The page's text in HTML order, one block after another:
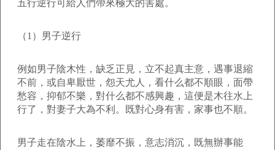
五行逆行可給人們帶來極大的害處。
（1）男子逆行
例如男子陰木性，缺乏正見，立不起真主意，遇事退縮
不前，或自卑厭世，怨天尤人，看什么都不順眼，面帶
愁容，抑郁不樂，對什么都不感興趣，這便是木往水上
行了，對妻子大為不利。既對心身有害，家事也不順。
男子走在陰水上，萎靡不振，意志消沉，既無辦事能